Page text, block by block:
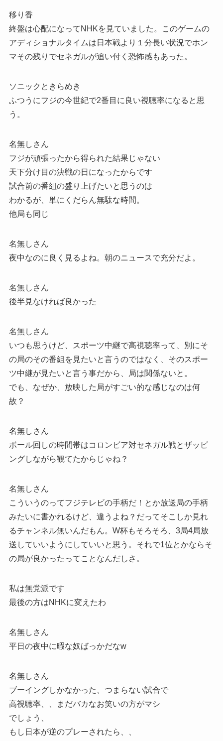
移り香
終盤は心配になってNHKを見ていました。このゲームの
アディショナルタイムは日本戦より１分長い状況でホン
マその残りでセネガルが追い付く恐怖感もあった。
ソニックときらめき
ふつうにフジの今世紀で2番目に良い視聴率になると思
う。
名無しさん
フジが頑張ったから得られた結果じゃない
天下分け目の決戦の日になったからです
試合前の番組の盛り上げたいと思うのは
わかるが、単にくだらん無駄な時間。
他局も同じ
名無しさん
夜中なのに良く見るよね。朝のニュースで充分だよ。
名無しさん
後半見なければ良かった
名無しさん
いつも思うけど、スポーツ中継で高視聴率って、別にそ
の局のその番組を見たいと言うのではなく、そのスポー
ツ中継が見たいと言う事だから、局は関係ないと。
でも、なぜか、放映した局がすごい的な感じなのは何
故？
名無しさん
ボール回しの時間帯はコロンビア対セネガル戦とザッピ
ングしながら観てたからじゃね？
名無しさん
こういうのってフジテレビの手柄だ！とか放送局の手柄
みたいに書かれるけど、違うよね？だってそこしか見れ
るチャンネル無いんだもん。W杯もそろそろ、3局4局放
送していいようにしていいと思う。それで1位とかならそ
の局が良かったってことなんだしさ。
私は無党派です
最後の方はNHKに変えたわ
名無しさん
平日の夜中に暇な奴ばっかだなw
名無しさん
ブーイングしかなかった、つまらない試合で
高視聴率、、まだバカなお笑いの方がマシ
でしょう、
もし日本が逆のプレーされたら、、